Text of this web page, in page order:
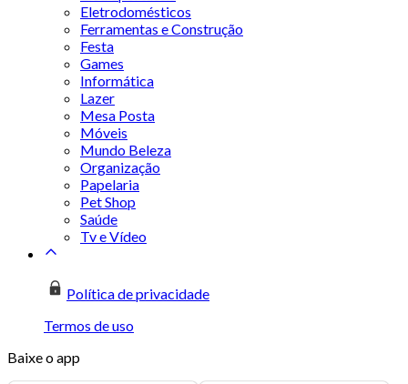
Eletrodomésticos
Ferramentas e Construção
Festa
Games
Informática
Lazer
Mesa Posta
Móveis
Mundo Beleza
Organização
Papelaria
Pet Shop
Saúde
Tv e Vídeo
Política de privacidade
Termos de uso
Baixe o app